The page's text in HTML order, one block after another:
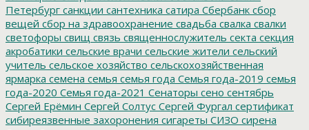
Петербург санкции сантехника сатира Сбербанк сбор
вещей сбор на здравоохранение свадьба свалка свалки
светофоры свищ связь священнослужитель секта секция
акробатики сельские врачи сельские жители сельский
учитель сельское хозяйство сельскохозяйственная
ярмарка семена семья семья года Семья года-2019 семья
года-2020 Семья года-2021 Сенаторы сено сентябрь
Сергей Ерёмин Сергей Солтус Сергей Фургал сертификат
сибиреязвенные захоронения сигареты СИЗО сирена